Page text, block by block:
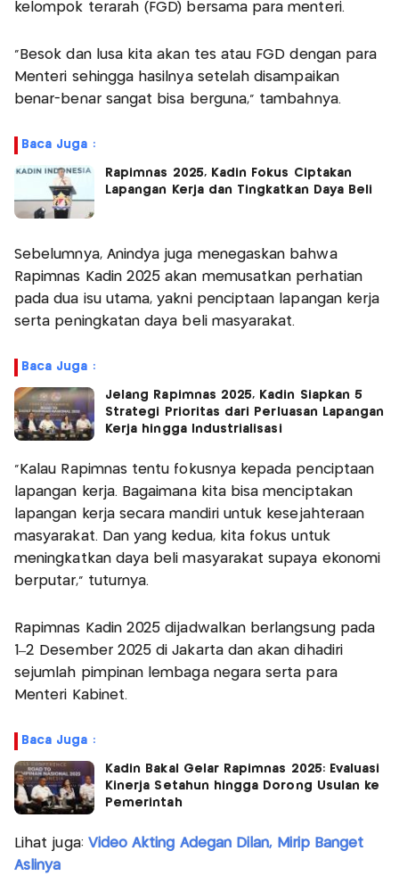
kelompok terarah (FGD) bersama para menteri.
"Besok dan lusa kita akan tes atau FGD dengan para
Menteri sehingga hasilnya setelah disampaikan
benar-benar sangat bisa berguna,” tambahnya.
Baca Juga :
Rapimnas 2025, Kadin Fokus Ciptakan
Lapangan Kerja dan Tingkatkan Daya Beli
Sebelumnya, Anindya juga menegaskan bahwa
Rapimnas Kadin 2025 akan memusatkan perhatian
pada dua isu utama, yakni penciptaan lapangan kerja
serta peningkatan daya beli masyarakat.
Baca Juga :
Jelang Rapimnas 2025, Kadin Siapkan 5
Strategi Prioritas dari Perluasan Lapangan
Kerja hingga Industrialisasi
“Kalau Rapimnas tentu fokusnya kepada penciptaan
lapangan kerja. Bagaimana kita bisa menciptakan
lapangan kerja secara mandiri untuk kesejahteraan
masyarakat. Dan yang kedua, kita fokus untuk
meningkatkan daya beli masyarakat supaya ekonomi
berputar,” tuturnya.
Rapimnas Kadin 2025 dijadwalkan berlangsung pada
1–2 Desember 2025 di Jakarta dan akan dihadiri
sejumlah pimpinan lembaga negara serta para
Menteri Kabinet.
Baca Juga :
Kadin Bakal Gelar Rapimnas 2025: Evaluasi
Kinerja Setahun hingga Dorong Usulan ke
Pemerintah
Lihat juga: Video Akting Adegan Dilan, Mirip Banget
Aslinya